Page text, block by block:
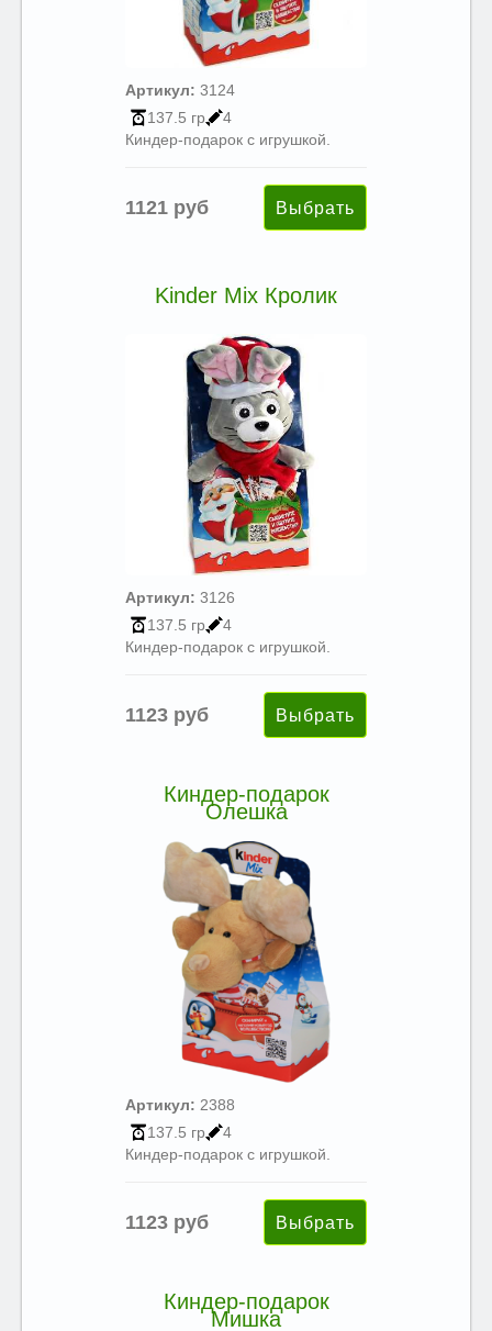
Артикул: 3124
137.5 гр
4
Киндер-подарок с игрушкой.
1121 руб
Kinder Mix Кролик
Артикул: 3126
137.5 гр
4
Киндер-подарок с игрушкой.
1123 руб
Киндер-подарок
Олешка
Артикул: 2388
137.5 гр
4
Киндер-подарок с игрушкой.
1123 руб
Киндер-подарок
Мишка